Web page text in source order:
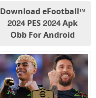
Download eFootball™
2024 PES 2024 Apk
Obb For Android